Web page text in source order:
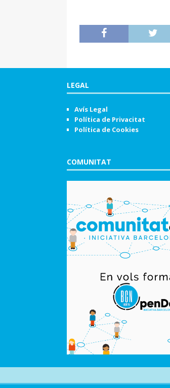
LEGAL
Avís Legal
Política de Privacitat
Política de Cookies
COMUNITAT